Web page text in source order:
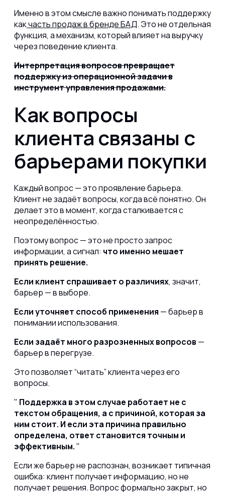
Именно в этом смысле важно понимать поддержку
какчасть продаж в бренде БАД. Это не отдельная
функция, а механизм, который влияет на выручку
через поведение клиента.
Интерпретация вопросов превращает
поддержку из операционной задачи в
инструмент управления продажами.
Как вопросы
клиента связаны с
барьерами покупки
Каждый вопрос — это проявление барьера.
Клиент не задаёт вопросы, когда всё понятно. Он
делает это в момент, когда сталкивается с
неопределённостью.
Поэтому вопрос — это не просто запрос
информации, а сигнал: что именно мешает
принять решение.
Если клиент спрашивает о различиях, значит,
барьер — в выборе.
Если уточняет способ применения — барьер в
понимании использования.
Если задаёт много разрозненных вопросов —
барьер в перегрузе.
Это позволяет “читать” клиента через его
вопросы.
Поддержка в этом случае работает не с
текстом обращения, а с причиной, которая за
ним стоит. И если эта причина правильно
определена, ответ становится точным и
эффективным.
Если же барьер не распознан, возникает типичная
ошибка: клиент получает информацию, но не
получает решения. Вопрос формально закрыт, но